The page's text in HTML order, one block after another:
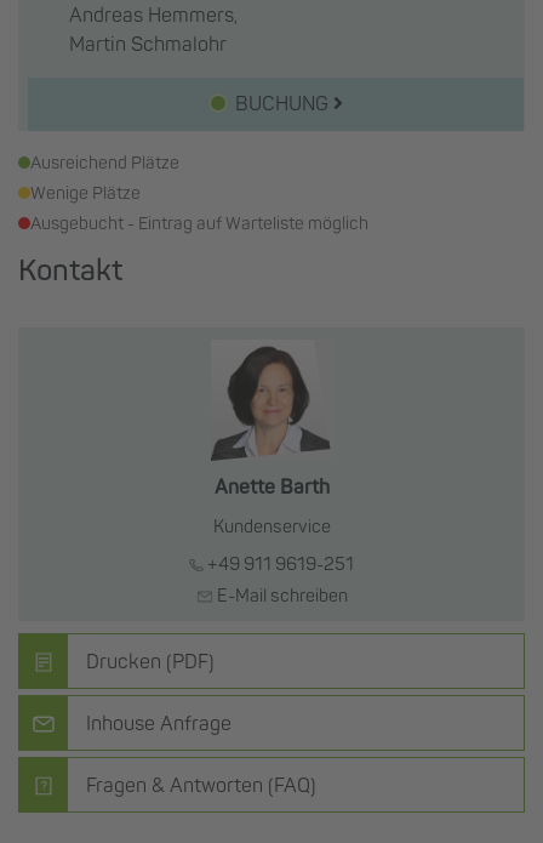
Andreas Hemmers,
Martin Schmalohr
BUCHUNG
Ausreichend Plätze
Wenige Plätze
Ausgebucht - Eintrag auf Warteliste möglich
Kontakt
Anette Barth
Kundenservice
+49 911 9619-251
E-Mail schreiben
Drucken (PDF)
Inhouse Anfrage
Fragen & Antworten (FAQ)